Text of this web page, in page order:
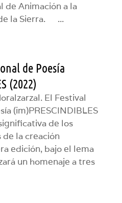
de Animación a la
la Sierra. ...
de Poesía
(2022)
El Festival
(im)PRESCINDIBLES
de los
la creación
edición, bajo el lema
un homenaje a tres